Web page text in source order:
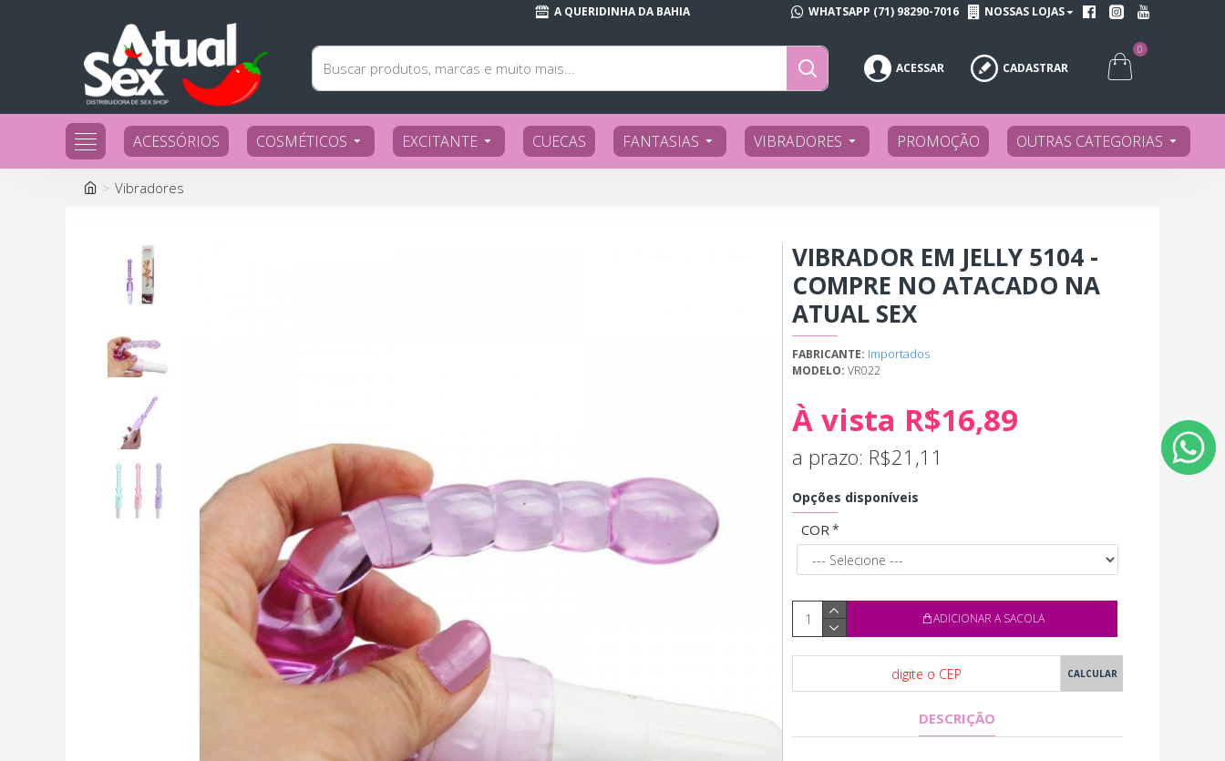
A QUERIDINHA DA BAHIA WHATSAPP (71) 98290-7016 NOSSAS LOJAS
ACESSAR CADASTRAR
0
ACESSÓRIOS COSMÉTICOS EXCITANTE CUECAS FANTASIAS VIBRADORES PROMOÇÃO OUTRAS CATEGORIAS
Vibradores
VIBRADOR EM JELLY 5104 -
COMPRE NO ATACADO NA
ATUAL SEX
À vista R$16,89
a prazo: R$21,11
FABRICANTE: Importados
MODELO: VR022
Opções disponíveis
COR
ADICIONAR A SACOLA
DESCRIÇÃO